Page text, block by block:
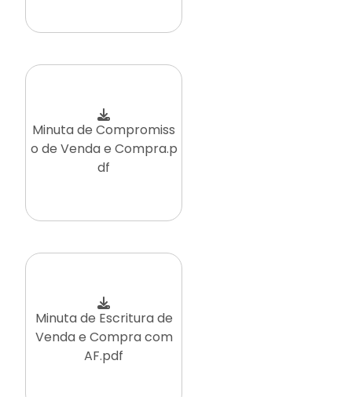
Minuta de Compromiss
o de Venda e Compra.p
df
Minuta de Escritura de
Venda e Compra com
AF.pdf